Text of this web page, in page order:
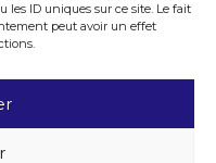
ID uniques sur ce site. Le fait
peut avoir un effet